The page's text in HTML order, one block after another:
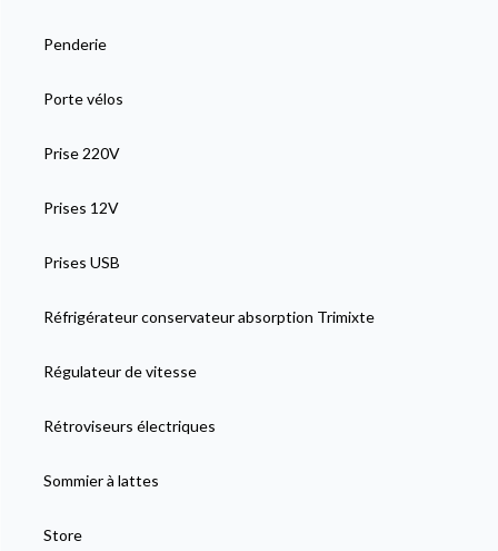
Penderie
Porte vélos
Prise 220V
Prises 12V
Prises USB
Réfrigérateur conservateur absorption Trimixte
Régulateur de vitesse
Rétroviseurs électriques
Sommier à lattes
Store